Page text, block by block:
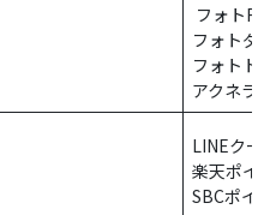
フォトRF
フォトダ
フォトト
アクネラ
LINEクー
楽天ポイ
SBCポイ